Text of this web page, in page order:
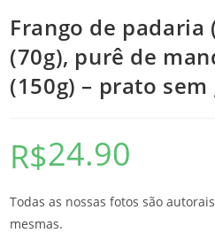
Frango de padaria
(70g), purê de
(150g) – prato
R$24.90
Todas as nossas fotos são
mesmas.